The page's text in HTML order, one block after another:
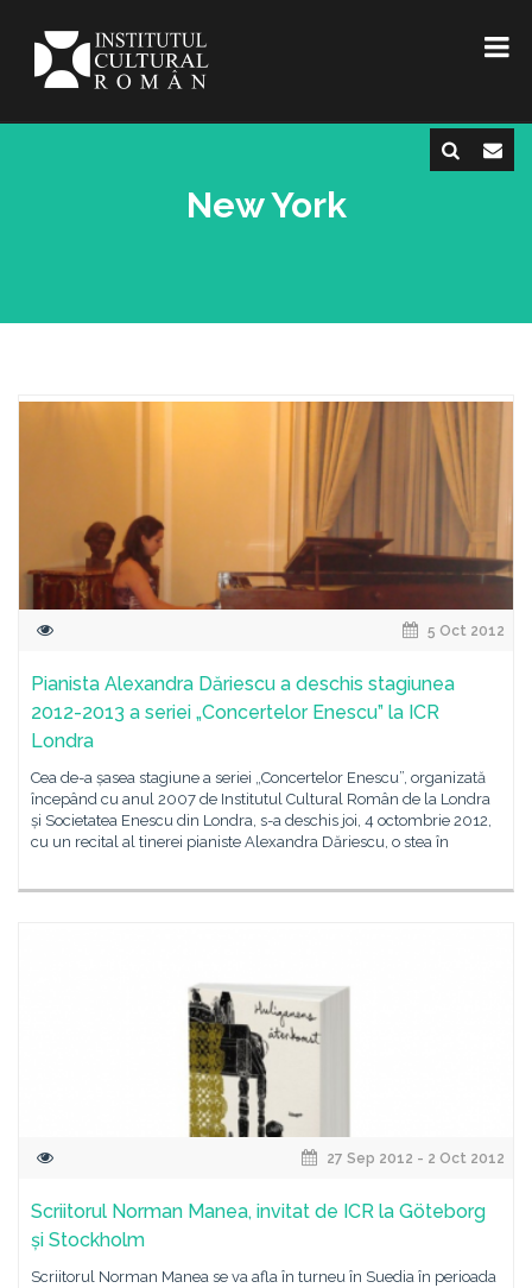
New York
5 Oct 2012
Pianista Alexandra Dăriescu a deschis stagiunea
2012-2013 a seriei „Concertelor Enescu” la ICR
Londra
Cea de-a șasea stagiune a seriei „Concertelor Enescu”, organizată
începând cu anul 2007 de Institutul Cultural Român de la Londra
și Societatea Enescu din Londra, s-a deschis joi, 4 octombrie 2012,
cu un recital al tinerei pianiste Alexandra Dăriescu, o stea în
27 Sep 2012 - 2 Oct 2012
Scriitorul Norman Manea, invitat de ICR la Göteborg
și Stockholm
Scriitorul Norman Manea se va afla în turneu în Suedia în perioada